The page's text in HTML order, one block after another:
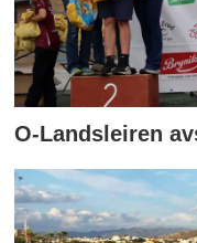
O-Landsleiren